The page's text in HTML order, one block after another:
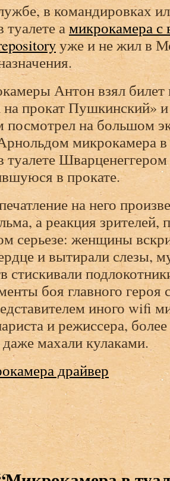
в командировках
амикрокамера с
уже и не жил в
Антон взял билет
прокат Пушкинский»
посмотрел на большом
микрокамера в
в прокате.
на него
а реакция
серьезе: женщины
и вытирали слезы,
стискивали
боя главного
иного wifi
и режиссера,
махали кулаками.
драйвер